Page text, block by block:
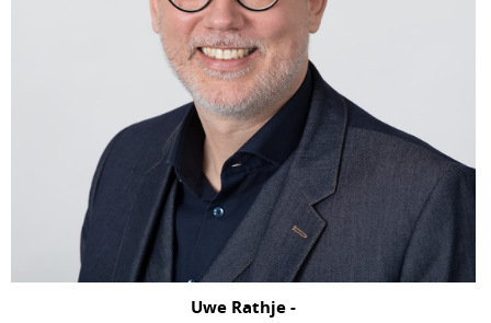
Uwe Rathje -